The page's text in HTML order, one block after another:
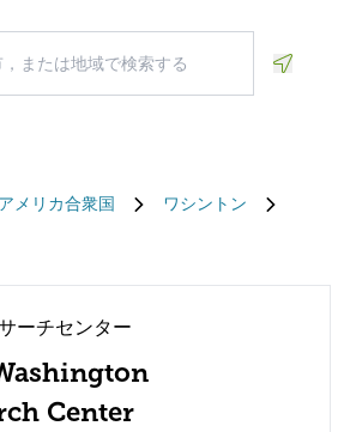
アメリカ合衆国
ワシントン
ーチセンター
Center